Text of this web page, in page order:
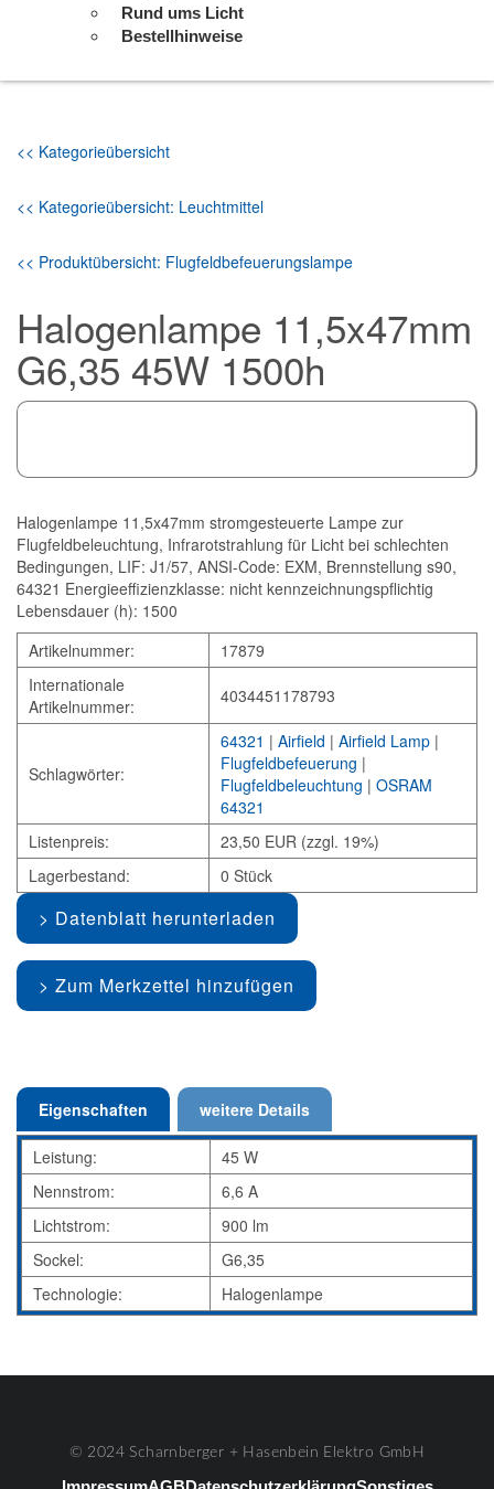
Rund ums Licht
Bestellhinweise
<< Kategorieübersicht
<< Kategorieübersicht: Leuchtmittel
<< Produktübersicht: Flugfeldbefeuerungslampe
Halogenlampe 11,5x47mm
G6,35 45W 1500h
Halogenlampe 11,5x47mm stromgesteuerte Lampe zur
Flugfeldbeleuchtung, Infrarotstrahlung für Licht bei schlechten
Bedingungen, LIF: J1/57, ANSI-Code: EXM, Brennstellung s90,
64321 Energieeffizienzklasse: nicht kennzeichnungspflichtig
Lebensdauer (h): 1500
Artikelnummer:
17879
Internationale
Artikelnummer:
4034451178793
Schlagwörter:
64321 | Airfield | Airfield Lamp |
Flugfeldbefeuerung |
Flugfeldbeleuchtung | OSRAM
64321
Listenpreis:
23,50 EUR (zzgl. 19%)
Lagerbestand:
0 Stück
Datenblatt herunterladen
Zum Merkzettel hinzufügen
Eigenschaften weitere Details
Leistung:
45 W
Nennstrom:
6,6 A
Lichtstrom:
900 lm
Sockel:
G6,35
Technologie:
Halogenlampe
© 2024 Scharnberger + Hasenbein Elektro GmbH